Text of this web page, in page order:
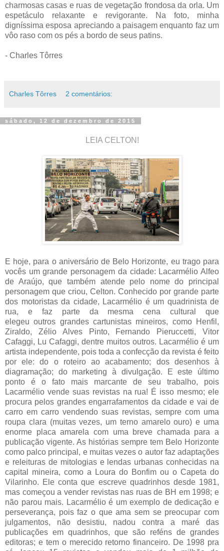
charmosas casas e ruas de vegetação frondosa da orla. Um
espetáculo relaxante e revigorante. Na foto, minha
digníssima esposa apreciando a paisagem enquanto faz um
vôo raso com os pés a bordo de seus patins.
- Charles Tôrres
Charles Tôrres 2 comentários:
sábado, 12 de dezembro de 2015
LEIA CELTON!
E hoje, para o aniversário de Belo Horizonte, eu trago para
vocês um grande personagem da cidade: Lacarmélio Alfeo
de Araújo, que também atende pelo nome do principal
personagem que criou, Celton. Conhecido por grande parte
dos motoristas da cidade, Lacarmélio é um quadrinista de
rua, e faz parte da mesma cena cultural que
elegeu outros grandes cartunistas mineiros, como Henfil,
Ziraldo, Zélio Alves Pinto, Fernando Pieruccetti, Vitor
Cafaggi, Lu Cafaggi, dentre muitos outros. Lacarmélio é um
artista independente, pois toda a confecção da revista é feito
por ele: do o roteiro ao acabamento; dos desenhos à
diagramação; do marketing à divulgação. E este último
ponto é o fato mais marcante de seu trabalho, pois
Lacarmélio vende suas revistas na rua! É isso mesmo; ele
procura pelos grandes engarrafamentos da cidade e vai de
carro em carro vendendo suas revistas, sempre com uma
roupa clara (muitas vezes, um terno amarelo ouro) e uma
enorme placa amarela com uma breve chamada para a
publicação vigente. As histórias sempre tem Belo Horizonte
como palco principal, e muitas vezes o autor faz adaptações
e releituras de mitologias e lendas urbanas conhecidas na
capital mineira, como a Loura do Bonfim ou o Capeta do
Vilarinho. Ele conta que escreve quadrinhos desde 1981,
mas começou a vender revistas nas ruas de BH em 1998; e
não parou mais. Lacarmélio é um exemplo de dedicação e
perseverança, pois faz o que ama sem se preocupar com
julgamentos, não desistiu, nadou contra a maré das
publicações em quadrinhos, que são reféns de grandes
editoras; e tem o merecido retorno financeiro. De 1998 pra